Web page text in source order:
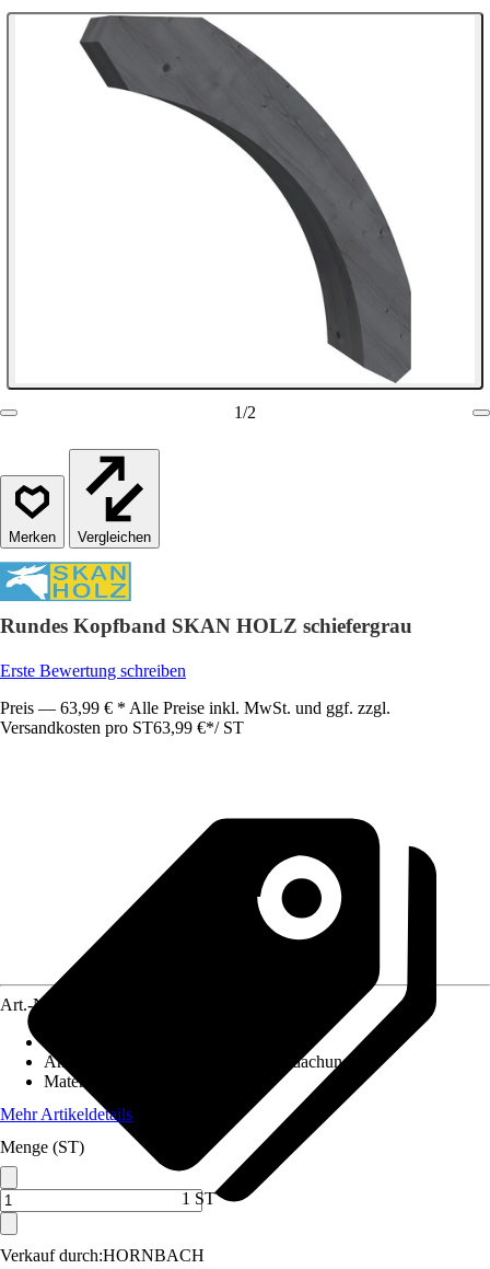
1/2
Vergleichen
Rundes Kopfband SKAN HOLZ schiefergrau
Erste Bewertung schreiben
Preis — 63,99 € * Alle Preise inkl. MwSt. und ggf. zzgl.
Versandkosten pro ST63,99 €*/ ST
Verkauf durch:HORNBACH
Art.-Nr.
Anwendungsbereich
Terrassenüberdachung
Material
Mehr Artikeldetails
Menge (ST)
1 ST